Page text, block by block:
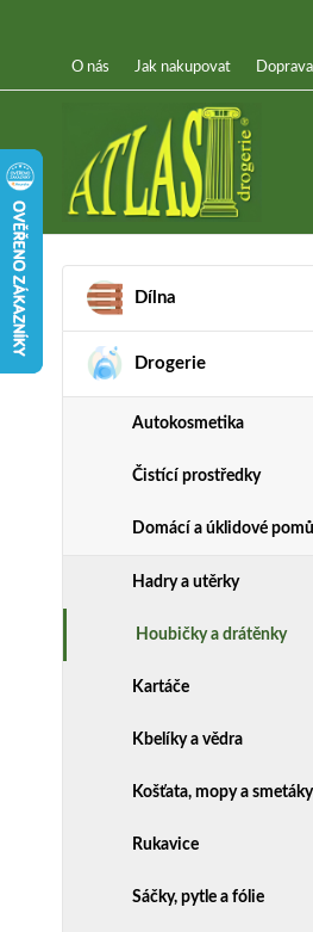
O nás Jak nakupovat
Dílna
Drogerie
Autokosmetika
Čistící prostředky
Domácí a úklidové
Hadry a utěrky
Houbičky a drátěnky
Kartáče
Kbelíky a vědra
Košťata, mopy a smetáky
Rukavice
Sáčky, pytle a fólie